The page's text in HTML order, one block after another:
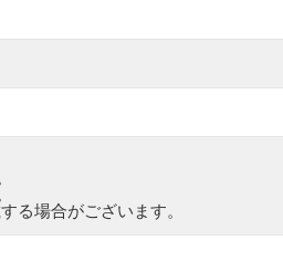
る場合がございます。